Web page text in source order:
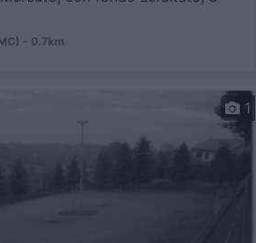
- 0.7km
1